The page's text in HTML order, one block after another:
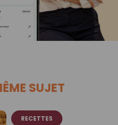
SUJET
RECETTES